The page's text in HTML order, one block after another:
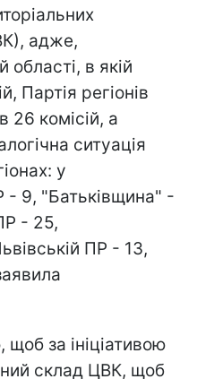
адже,
області, в якій
Партія регіонів
26 комісій, а
ситуація
у
- 9, "Батьківщина" -
- 25,
ПР - 13,
за ініціативою
склад ЦВК, щоб